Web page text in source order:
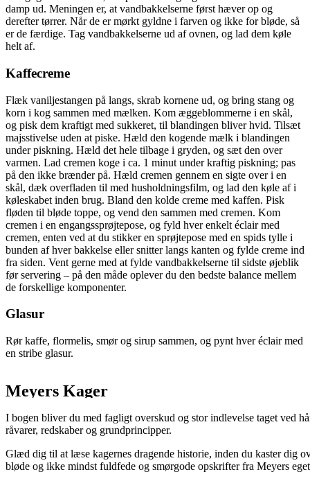
damp ud. Meningen er, at vandbakkelserne først hæver op og
derefter tørrer. Når de er mørkt gyldne i farven og ikke for bløde, så
er de færdige. Tag vandbakkelserne ud af ovnen, og lad dem køle
helt af.
Kaffecreme
Flæk vaniljestangen på langs, skrab kornene ud, og bring stang og
korn i kog sammen med mælken. Kom æggeblommerne i en skål,
og pisk dem kraftigt med sukkeret, til blandingen bliver hvid. Tilsæt
majsstivelse uden at piske. Hæld den kogende mælk i blandingen
under piskning. Hæld det hele tilbage i gryden, og sæt den over
varmen. Lad cremen koge i ca. 1 minut under kraftig piskning; pas
på den ikke brænder på. Hæld cremen gennem en sigte over i en
skål, dæk overfladen til med husholdningsfilm, og lad den køle af i
køleskabet inden brug. Bland den kolde creme med kaffen. Pisk
fløden til bløde toppe, og vend den sammen med cremen. Kom
cremen i en engangssprøjtepose, og fyld hver enkelt éclair med
cremen, enten ved at du stikker en sprøjtepose med en spids tylle i
bunden af hver bakkelse eller snitter langs kanten og fylde creme ind
fra siden. Vent gerne med at fylde vandbakkelserne til sidste øjeblik
før servering – på den måde oplever du den bedste balance mellem
de forskellige komponenter.
Glasur
Rør kaffe, flormelis, smør og sirup sammen, og pynt hver éclair med
en stribe glasur.
Meyers Kager
I bogen bliver du med fagligt overskud og stor indlevelse taget ved
råvarer, redskaber og grundprincipper.
Glæd dig til at læse kagernes dragende historie, inden du kaster dig
bløde og ikke mindst fuldfede og smørgode opskrifter fra Meyers